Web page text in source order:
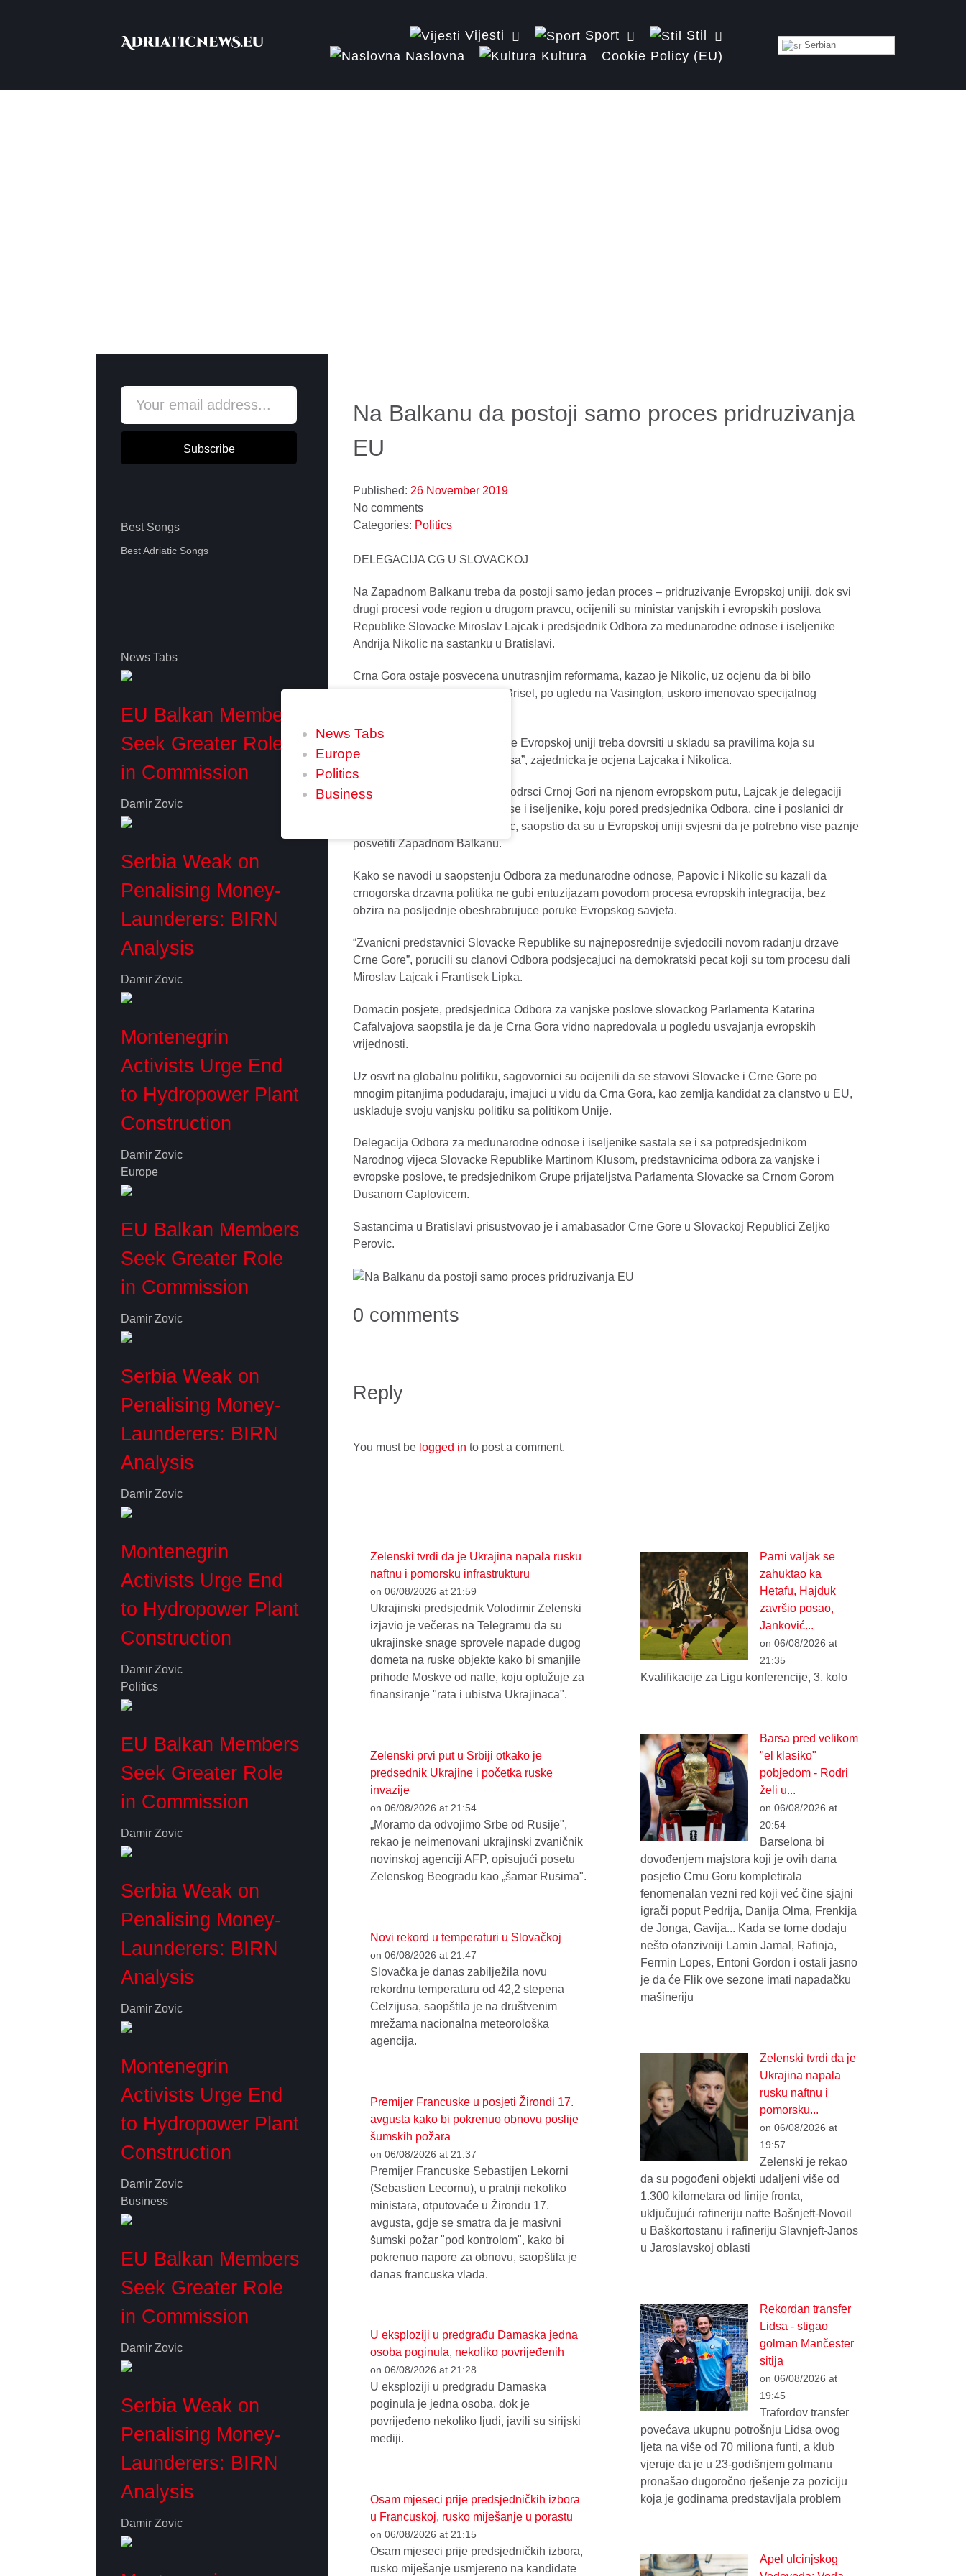
Vijesti Sport
Stil
Naslovna
Kultura Cookie Policy (EU)
Serbian
Subscribe
Best Songs
Best Adriatic Songs
News Tabs
Europe
Politics
Business
News Tabs
EU Balkan Members
Seek Greater Role
in Commission
Damir Zovic
Serbia Weak on
Penalising Money-
Launderers: BIRN
Analysis
Damir Zovic
Montenegrin
Activists Urge End
to Hydropower Plant
Construction
Damir Zovic
Europe
EU Balkan Members
Seek Greater Role
in Commission
Damir Zovic
Serbia Weak on
Penalising Money-
Launderers: BIRN
Analysis
Damir Zovic
Montenegrin
Activists Urge End
to Hydropower Plant
Construction
Damir Zovic
Politics
EU Balkan Members
Seek Greater Role
in Commission
Damir Zovic
Serbia Weak on
Penalising Money-
Launderers: BIRN
Analysis
Damir Zovic
Montenegrin
Activists Urge End
to Hydropower Plant
Construction
Damir Zovic
Business
EU Balkan Members
Seek Greater Role
in Commission
Damir Zovic
Serbia Weak on
Penalising Money-
Launderers: BIRN
Analysis
Damir Zovic
Na Balkanu da postoji samo proces pridruzivanja
EU
Published: 26 November 2019
No comments
Categories: Politics
DELEGACIJA CG U SLOVACKOJ
Na Zapadnom Balkanu treba da postoji samo jedan proces – pridruzivanje Evropskoj uniji, dok svi
drugi procesi vode region u drugom pravcu, ocijenili su ministar vanjskih i evropskih poslova
Republike Slovacke Miroslav Lajcak i predsjednik Odbora za medunarodne odnose i iseljenike
Andrija Nikolic na sastanku u Bratislavi.
Crna Gora ostaje posvecena unutrasnjim reformama, kazao je Nikolic, uz ocjenu da bi bilo
visestruko korisno ukoliko bi i Brisel, po ugledu na Vasington, uskoro imenovao specijalnog
“Proces pridruzivanja Crne Gore Evropskoj uniji treba dovrsiti u skladu sa pravilima koja su
ustanovljena na pocetku procesa”, zajednicka je ocjena Lajcaka i Nikolica.
Uz obecanje o daljoj snaznoj podrsci Crnoj Gori na njenom evropskom putu, Lajcak je delegaciji
Odbora za medunarodne odnose i iseljenike, koju pored predsjednika Odbora, cine i poslanici dr
Dragutin Papovic i Milos Nikolic, saopstio da su u Evropskoj uniji svjesni da je potrebno vise paznje
posvetiti Zapadnom Balkanu.
Kako se navodi u saopstenju Odbora za medunarodne odnose, Papovic i Nikolic su kazali da
crnogorska drzavna politika ne gubi entuzijazam povodom procesa evropskih integracija, bez
obzira na posljednje obeshrabrujuce poruke Evropskog savjeta.
“Zvanicni predstavnici Slovacke Republike su najneposrednije svjedocili novom radanju drzave
Crne Gore”, porucili su clanovi Odbora podsjecajuci na demokratski pecat koji su tom procesu dali
Miroslav Lajcak i Frantisek Lipka.
Domacin posjete, predsjednica Odbora za vanjske poslove slovackog Parlamenta Katarina
Cafalvajova saopstila je da je Crna Gora vidno napredovala u pogledu usvajanja evropskih
vrijednosti.
Uz osvrt na globalnu politiku, sagovornici su ocijenili da se stavovi Slovacke i Crne Gore po
mnogim pitanjima podudaraju, imajuci u vidu da Crna Gora, kao zemlja kandidat za clanstvo u EU,
uskladuje svoju vanjsku politiku sa politikom Unije.
Delegacija Odbora za medunarodne odnose i iseljenike sastala se i sa potpredsjednikom
Narodnog vijeca Slovacke Republike Martinom Klusom, predstavnicima odbora za vanjske i
evropske poslove, te predsjednikom Grupe prijateljstva Parlamenta Slovacke sa Crnom Gorom
Dusanom Caplovicem.
Sastancima u Bratislavi prisustvovao je i amabasador Crne Gore u Slovackoj Republici Zeljko
Perovic.
0 comments
Reply
You must be logged in to post a comment.
Zelenski tvrdi da je Ukrajina napala rusku
naftnu i pomorsku infrastrukturu
on 06/08/2026 at 21:59
Ukrajinski predsjednik Volodimir Zelenski
izjavio je večeras na Telegramu da su
ukrajinske snage sprovele napade dugog
dometa na ruske objekte kako bi smanjile
prihode Moskve od nafte, koju optužuje za
finansiranje "rata i ubistva Ukrajinaca".
Zelenski prvi put u Srbiji otkako je
predsednik Ukrajine i početka ruske
invazije
on 06/08/2026 at 21:54
„Moramo da odvojimo Srbe od Rusije",
rekao je neimenovani ukrajinski zvaničnik
novinskoj agenciji AFP, opisujući posetu
Zelenskog Beogradu kao „šamar Rusima".
Novi rekord u temperaturi u Slovačkoj
on 06/08/2026 at 21:47
Slovačka je danas zabilježila novu
rekordnu temperaturu od 42,2 stepena
Celzijusa, saopštila je na društvenim
mrežama nacionalna meteorološka
agencija.
Premijer Francuske u posjeti Žirondi 17.
avgusta kako bi pokrenuo obnovu poslije
šumskih požara
on 06/08/2026 at 21:37
Premijer Francuske Sebastijen Lekorni
(Sebastien Lecornu), u pratnji nekoliko
ministara, otputovaće u Žirondu 17.
avgusta, gdje se smatra da je masivni
šumski požar "pod kontrolom", kako bi
pokrenuo napore za obnovu, saopštila je
danas francuska vlada.
U eksploziji u predgrađu Damaska jedna
osoba poginula, nekoliko povrijeđenih
on 06/08/2026 at 21:28
U eksploziji u predgrađu Damaska
poginula je jedna osoba, dok je
povrijeđeno nekoliko ljudi, javili su sirijski
mediji.
Osam mjeseci prije predsjedničkih izbora
u Francuskoj, rusko miješanje u porastu
on 06/08/2026 at 21:15
Osam mjeseci prije predsjedničkih izbora,
rusko miješanje usmjereno na kandidate
Parni valjak se
zahuktao ka
Hetafu, Hajduk
završio posao,
Janković...
on 06/08/2026 at
21:35
Kvalifikacije za Ligu konferencije, 3. kolo
Barsa pred velikom
"el klasiko"
pobjedom - Rodri
želi u...
on 06/08/2026 at
20:54
Barselona bi
dovođenjem majstora koji je ovih dana
posjetio Crnu Goru kompletirala
fenomenalan vezni red koji već čine sjajni
igrači poput Pedrija, Danija Olma, Frenkija
de Jonga, Gavija... Kada se tome dodaju
nešto ofanzivniji Lamin Jamal, Rafinja,
Fermin Lopes, Entoni Gordon i ostali jasno
je da će Flik ove sezone imati napadačku
mašineriju
Zelenski tvrdi da je
Ukrajina napala
rusku naftnu i
pomorsku...
on 06/08/2026 at
19:57
Zelenski je rekao
da su pogođeni objekti udaljeni više od
1.300 kilometara od linije fronta,
uključujući rafineriju nafte Bašnjeft-Novoil
u Baškortostanu i rafineriju Slavnjeft-Janos
u Jaroslavskoj oblasti
Rekordan transfer
Lidsa - stigao
golman Mančester
sitija
on 06/08/2026 at
19:45
Trafordov transfer
povećava ukupnu potrošnju Lidsa ovog
ljeta na više od 70 miliona funti, a klub
vjeruje da je u 23-godišnjem golmanu
pronašao dugoročno rješenje za poziciju
koja je godinama predstavljala problem
Apel ulcinjskog